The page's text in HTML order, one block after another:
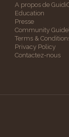
A propos de
Education
Presse
Community
Terms &
Privacy Policy
Contactez-nous